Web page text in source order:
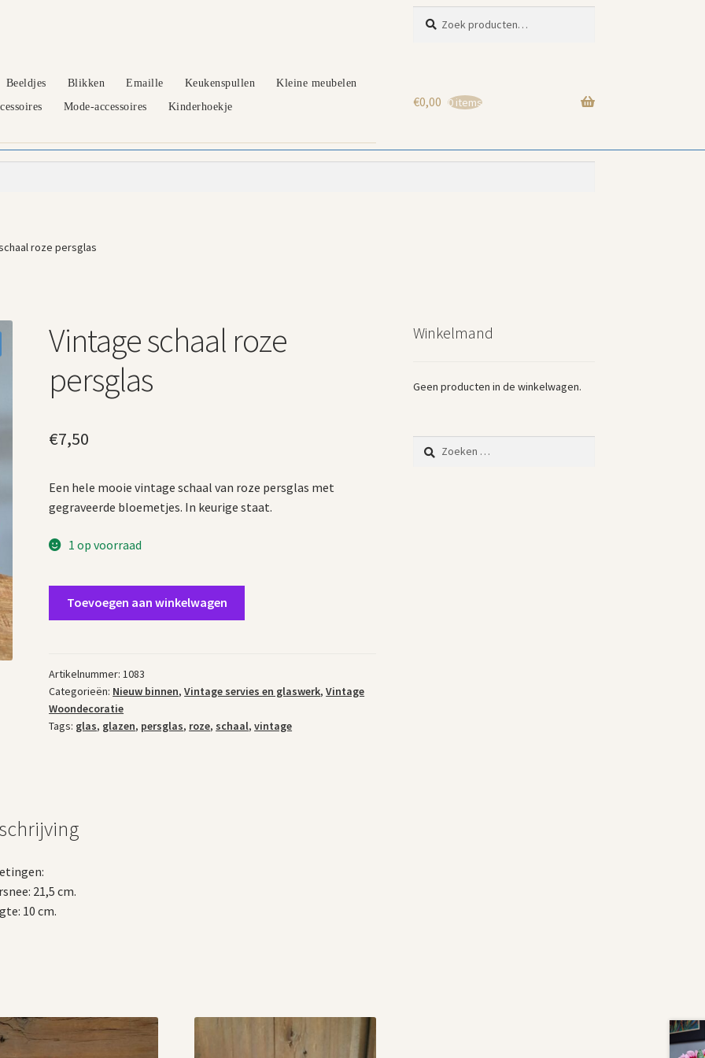
naar:
Beeldjes Blikken Emaille Keukenspullen
Kleine meubelen
Mode-accessoires Kinderhoekje €0,00 0 items
roze persglas
Vintage schaal roze
persglas
€7,50
Een hele mooie vintage schaal van roze persglas met
gegraveerde bloemetjes. In keurige staat.
1 op voorraad
aantal
Toevoegen aan winkelwagen
Artikelnummer:1083
Categorieën: Nieuw binnen,Vintage servies en glaswerk,Vintage
Woondecoratie
Tags: glas, glazen, persglas, roze, schaal,vintage
21,5 cm.
10 cm.
Winkelmand
Geen producten in de winkelwagen.
Zoeken
naar: